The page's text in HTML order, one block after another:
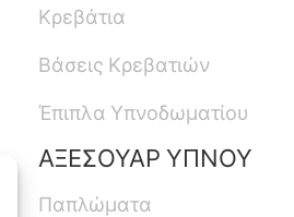
Κρεβάτια
Βάσεις Κρεβατιών
Έπιπλα Υπνοδωματίου
ΑΞΕΣΟΥΑΡ ΥΠΝΟΥ
Παπλώματα